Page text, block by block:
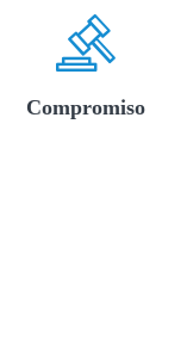
Compromiso